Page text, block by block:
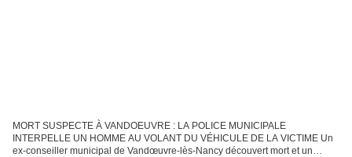
MORT SUSPECTE À VANDOEUVRE : LA POLICE MUNICIPALE
INTERPELLE UN HOMME AU VOLANT DU VÉHICULE DE LA VICTIME Un
ex-conseiller municipal de Vandœuvre-lès-Nancy découvert mort et un